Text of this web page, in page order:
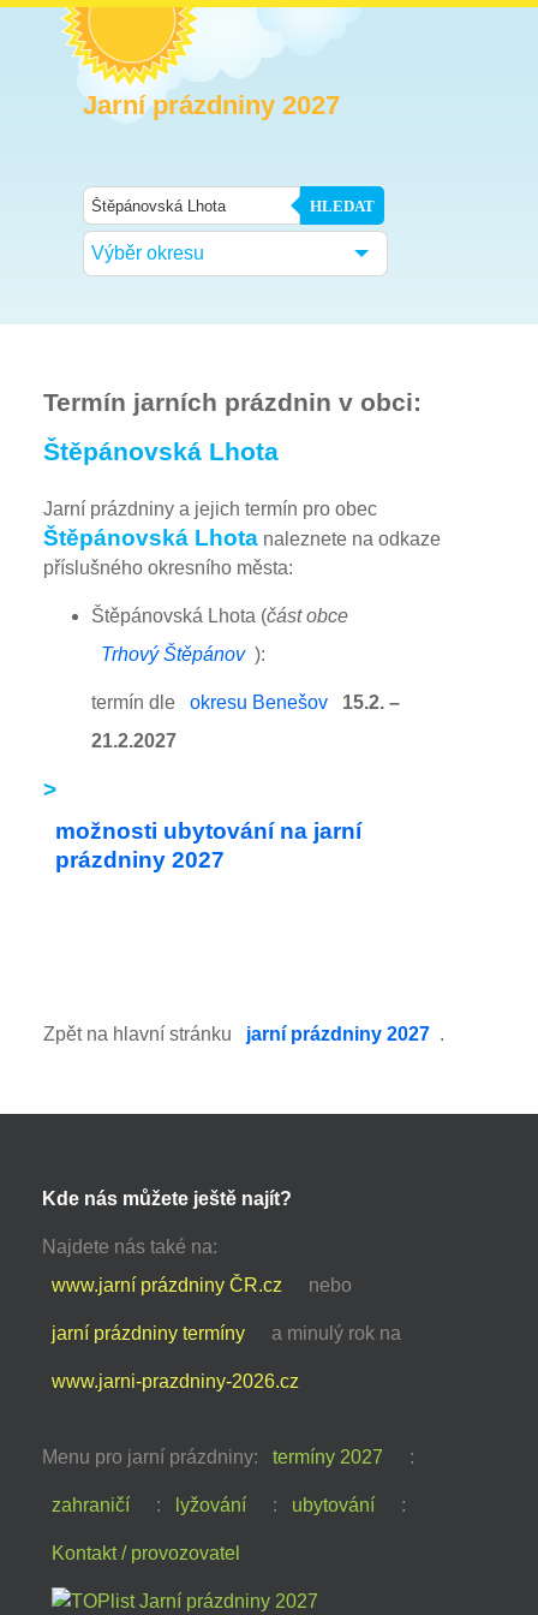
Jarní prázdniny 2027
HLEDAT
Výběr okresu
Termín jarních prázdnin v obci:
Štěpánovská Lhota
Jarní prázdniny a jejich termín pro obec
Štěpánovská Lhota naleznete na odkaze
příslušného okresního města:
Štěpánovská Lhota (část obce
Trhový Štěpánov ):
termín dle okresu Benešov
15.2. –
21.2.2027
>
možnosti ubytování na jarní
prázdniny 2027
Zpět na hlavní stránku jarní prázdniny 2027 .
Kde nás můžete ještě najít?
Najdete nás také na:
www.jarní prázdniny ČR.cz
nebo
jarní prázdniny termíny a minulý rok na
www.jarni-prazdniny-2026.cz
Menu pro jarní prázdniny: termíny 2027 :
zahraničí : lyžování : ubytování :
Kontakt / provozovatel